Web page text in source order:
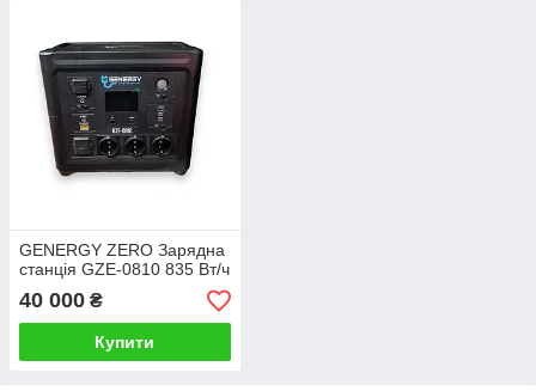
GENERGY ZERO Зарядна
станція GZE-0810 835 Вт/ч
40 000 ₴
Купити